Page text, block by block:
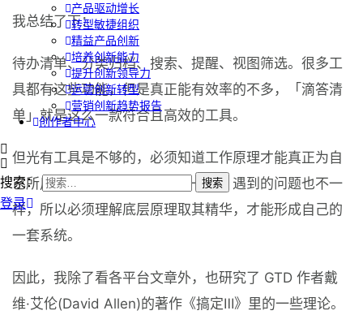
产品驱动增长
转型敏捷组织
精益产品创新
培养创新能力
提升创新领导力
运营创新转型
营销创新趋势报告
创作者中心
搜索：
登录
我总结了下：
待办清单、分类归档、搜索、提醒、视图筛选。很多工
具都有这些功能，但是真正能有效率的不多，「滴答清
单」就是这么一款符合且高效的工具。
但光有工具是不够的，必须知道工作原理才能真正为自
己所用。因为每个人的情况不一样，遇到的问题也不一
样，所以必须理解底层原理取其精华，才能形成自己的
一套系统。
因此，我除了看各平台文章外，也研究了 GTD 作者戴
维·艾伦(David Allen)的著作《搞定Ⅲ》里的一些理论。